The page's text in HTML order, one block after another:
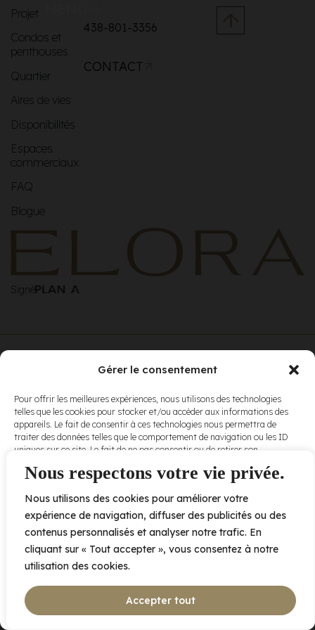
Nous respectons votre vie privée.
Nous utilisons des cookies pour améliorer votre
expérience de navigation, diffuser des publicités ou des
contenus personnalisés et analyser notre trafic. En
cliquant sur « Tout accepter », vous consentez à notre
utilisation des cookies.
Accepter tout
Gérer le consentement
Pour offrir les meilleures expériences, nous utilisons des technologies
telles que les cookies pour stocker et/ou accéder aux informations des
appareils. Le fait de consentir à ces technologies nous permettra de
traiter des données telles que le comportement de navigation ou les ID
uniques sur ce site. Le fait de ne pas consentir ou de retirer son
et fonctions.
Accepter
Refuser
Projet
Condos et
penthouses
Quartier
Aires de vies
Disponibilités
Espaces
commerciaux
FAQ
Blogue
438-801-3356
CONTACT
Signé
conditions
d’utilisationet
nospolitiques
de
confidentialité .
2005 av. de Bois-de-Boulogne, Laval QC H7N 0J7